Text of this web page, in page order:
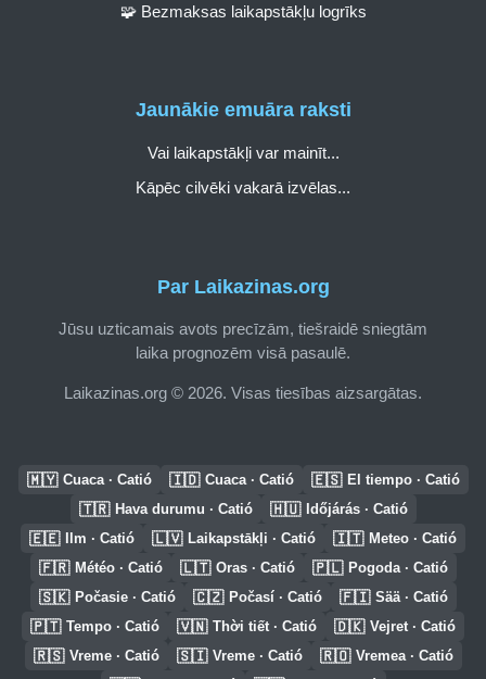
Par Laikazinas.org
Jūsu uzticamais avots precīzām, tiešraidē sniegtām
laika prognozēm visā pasaulē.
Laikazinas.org © 2026. Visas tiesības aizsargātas.
🧩 Bezmaksas laikapstākļu logrīks
Jaunākie emuāra raksti
Vai laikapstākļi var mainīt...
Kāpēc cilvēki vakarā izvēlas...
🇲🇾 Cuaca · Catió 🇮🇩 Cuaca · Catió 🇪🇸 El tiempo · Catió
🇹🇷 Hava durumu · Catió 🇭🇺 Időjárás · Catió
🇪🇪 Ilm · Catió 🇱🇻 Laikapstākļi · Catió 🇮🇹 Meteo · Catió
🇫🇷 Météo · Catió 🇱🇹 Oras · Catió 🇵🇱 Pogoda · Catió
🇸🇰 Počasie · Catió 🇨🇿 Počasí · Catió 🇫🇮 Sää · Catió
🇵🇹 Tempo · Catió 🇻🇳 Thời tiết · Catió 🇩🇰 Vejret · Catió
🇷🇸 Vreme · Catió 🇸🇮 Vreme · Catió 🇷🇴 Vremea · Catió